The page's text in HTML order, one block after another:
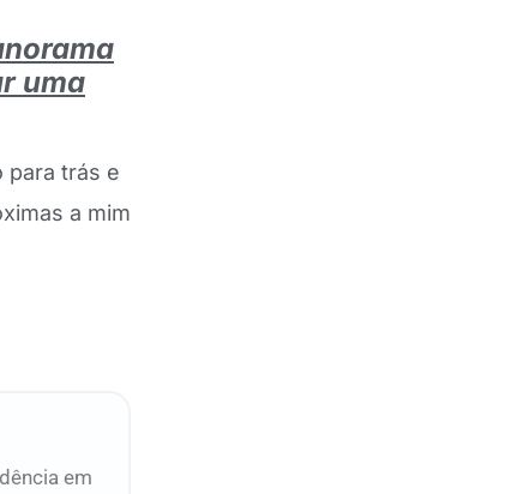
uma
para trás e
a mim
em